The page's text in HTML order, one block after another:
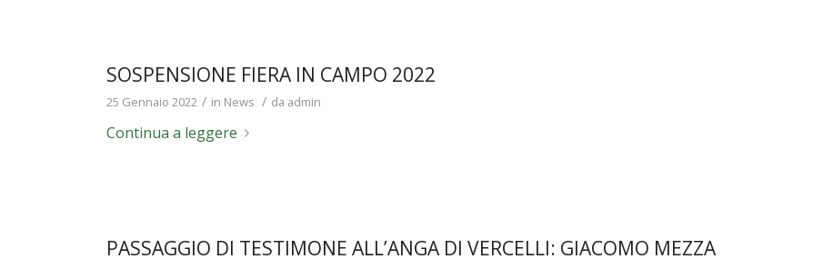
SOSPENSIONE FIERA IN CAMPO 2022
25 Gennaio 2022 / in News / da admin
Continua a leggere
PASSAGGIO DI TESTIMONE ALL’ANGA DI VERCELLI: GIACOMO MEZZA